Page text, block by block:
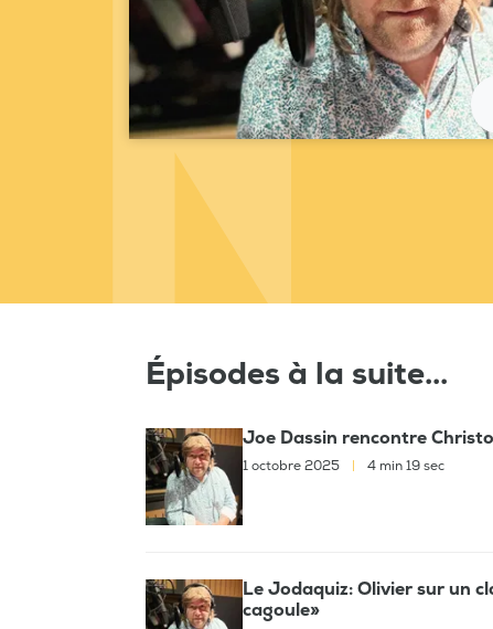
Épisodes à la suite...
Joe Dassin rencontre
1 octobre 2025 4 min 19 sec
Le Jodaquiz: Olivier sur un
cagoule»